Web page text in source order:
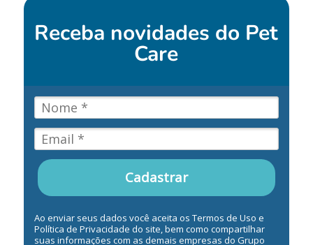
Receba novidades do Pet
Care
Cadastrar
Ao enviar seus dados você aceita os Termos de Uso e
Política de Privacidade do site, bem como compartilhar
suas informações com as demais empresas do Grupo